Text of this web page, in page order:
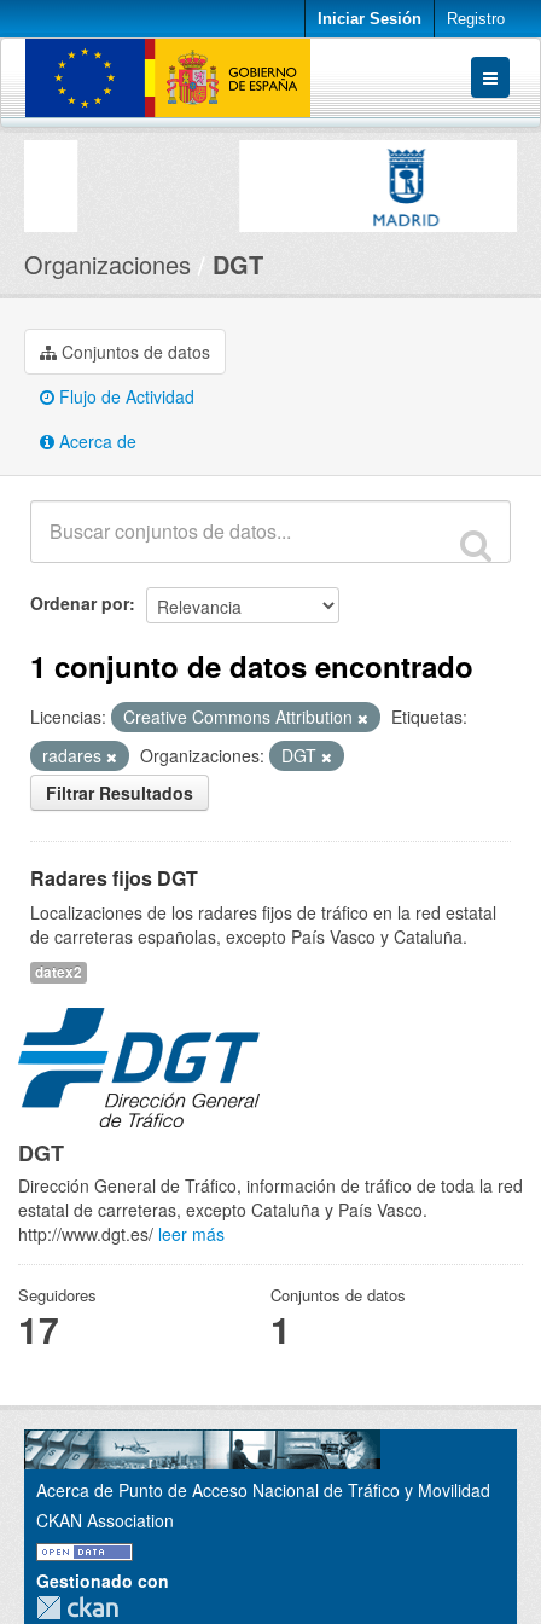
Iniciar Sesión Registro
Conjuntos de datos
Organizaciones DGT
Conjuntos de datos
Flujo de Actividad
Acerca de
Ordenar por
1 conjunto de datos encontrado
Licencias: Creative Commons Attribution
Etiquetas:
radares
Organizaciones:
DGT
Filtrar Resultados
Radares fijos DGT
Localizaciones de los radares fijos de tráfico en la red estatal
de carreteras españolas, excepto País Vasco y Cataluña.
datex2
DGT
Dirección General de Tráfico, información de tráfico de toda la red
estatal de carreteras, excepto Cataluña y País Vasco.
http://www.dgt.es/ leer más
Seguidores
17
Conjuntos de datos
1
Acerca de Punto de Acceso Nacional de Tráfico y Movilidad
CKAN Association
Gestionado con